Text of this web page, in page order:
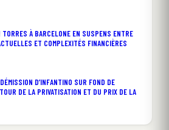
TORRES À BARCELONE EN SUSPENS ENTRE
ET COMPLEXITÉS FINANCIÈRES
D’INFANTINO SUR FOND DE
DE LA PRIVATISATION ET DU PRIX DE LA